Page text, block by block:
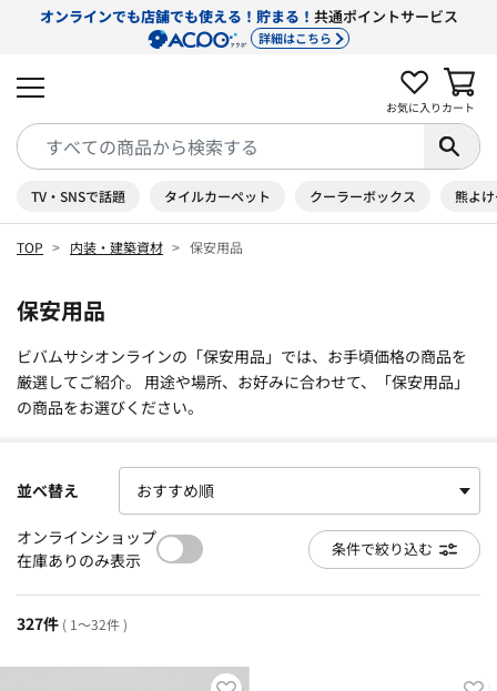
オンラインでも店舗でも使える！貯まる！ 共通ポイントサービス
詳細はこちら
お気に入り カート
TV・SNSで話題 タイルカーペット クーラーボックス 熊よ
TOP 内装・建築資材 保安用品
保安用品
ビバムサシオンラインの「保安用品」では、お手頃価格の商品を
厳選してご紹介。 用途や場所、お好みに合わせて、「保安用品」
の商品をお選びください。
並べ替え
オンラインショップ
在庫ありのみ表示
条件で絞り込む
327件 ( 1～32件 )